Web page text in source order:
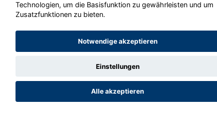
Technologien, um die Basisfunktion zu gewährleisten und um
Zusatzfunktionen zu bieten.
Notwendige akzeptieren
Einstellungen
Alle akzeptieren